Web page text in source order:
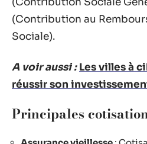
(Contribution au
Sociale).
A voir aussi : Les villes à
réussir son
Principales